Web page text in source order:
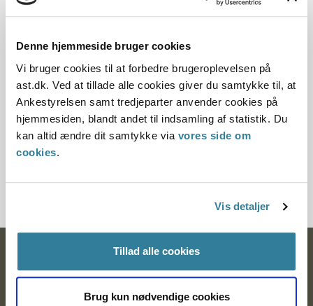
Denne hjemmeside bruger cookies
Vi bruger cookies til at forbedre brugeroplevelsen på
ast.dk. Ved at tillade alle cookies giver du samtykke til, at
Ankestyrelsen samt tredjeparter anvender cookies på
hjemmesiden, blandt andet til indsamling af statistik. Du
kan altid ændre dit samtykke via vores side om
cookies.
Vis detaljer
Tillad alle cookies
Brug kun nødvendige cookies
12.07.2013
Paragraf
§ 93 § 11
Journalnummer